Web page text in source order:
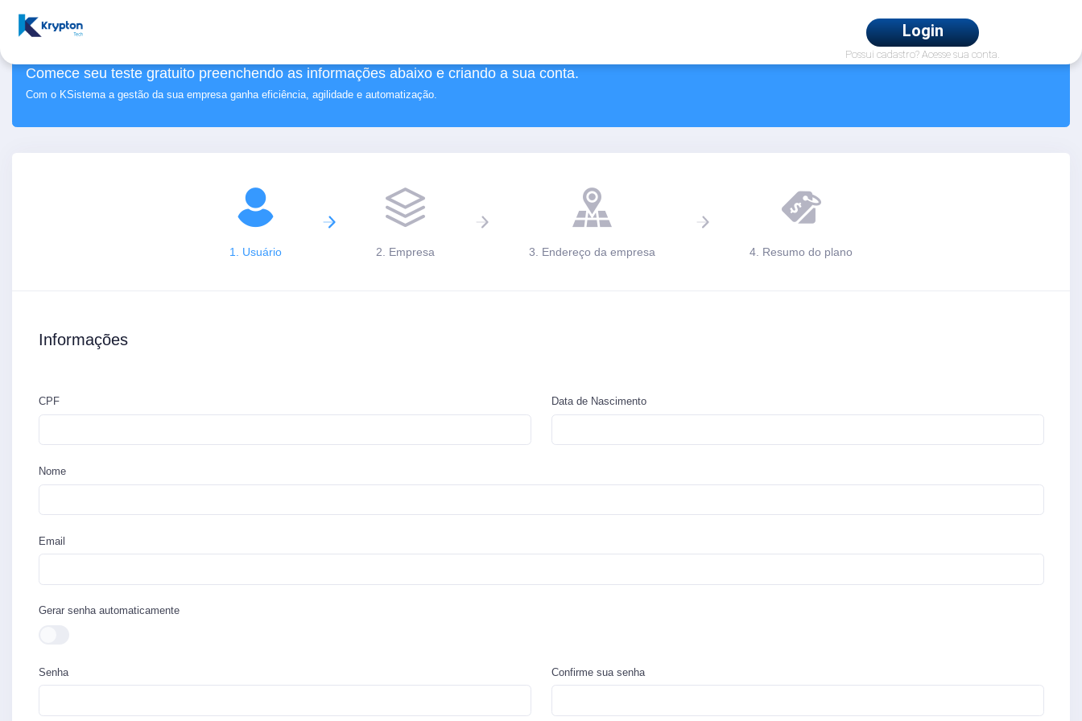
Possui cadastro? Acesse sua conta.
Login
Comece seu teste gratuito preenchendo as informações abaixo e criando a sua conta.
Com o KSistema a gestão da sua empresa ganha eficiência, agilidade e automatização.
1. Usuário 2. Empresa 3. Endereço da empresa 4. Resumo do plano
Informações
CPF Data de Nascimento
Nome
Email
Gerar senha automaticamente
Senha Confirme sua senha